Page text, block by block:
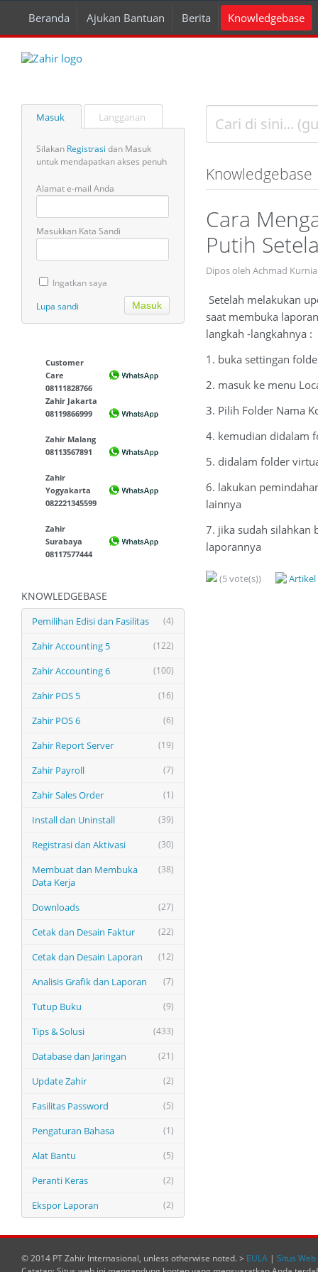
Beranda Ajukan Bantuan Berita Knowledgebase
Masuk Langganan
Silakan Registrasi dan Masuk
untuk mendapatkan akses penuh
Alamat e-mail Anda
Masukkan Kata Sandi
Ingatkan saya
Lupa sandi
Customer
Care
08111828766
Zahir Jakarta
08119866999
Zahir Malang
08113567891
Zahir
Yogyakarta
082221345599
Zahir
Surabaya
08117577444
KNOWLEDGEBASE
(4)
Pemilihan Edisi dan Fasilitas
(122)
Zahir Accounting 5
(100)
Zahir Accounting 6
(16)
Zahir POS 5
(6)
Zahir POS 6
(19)
Zahir Report Server
(7)
Zahir Payroll
(1)
Zahir Sales Order
(39)
Install dan Uninstall
(30)
Registrasi dan Aktivasi
(38)
Membuat dan Membuka
Data Kerja
(27)
Downloads
(22)
Cetak dan Desain Faktur
(12)
Cetak dan Desain Laporan
(7)
Analisis Grafik dan Laporan
(9)
Tutup Buku
(433)
Tips & Solusi
(21)
Database dan Jaringan
(2)
Update Zahir
(5)
Fasilitas Password
(1)
Pengaturan Bahasa
(5)
Alat Bantu
(2)
Peranti Keras
(2)
Ekspor Laporan
Knowledgebase
Cara
Putih
Dipos oleh Achmad
Setelah melakukan
saat membuka
langkah -langkahnya :
1. buka settingan
2. masuk ke menu
3. Pilih Folder Nama
4. kemudian didalam
5. didalam folder
6. lakukan
lainnya
7. jika sudah silahkan
laporannya
(5 vote(s))
© 2014 PT Zahir Internasional, unless otherwise noted. > EULA | Situs